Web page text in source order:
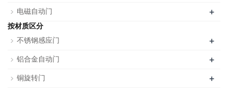
电磁自动门 +
按材质区分
不锈钢感应门
+
铝合金自动门 +
铜旋转门 +